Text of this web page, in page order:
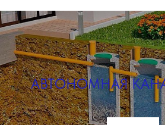
АВТОНОМНАЯ